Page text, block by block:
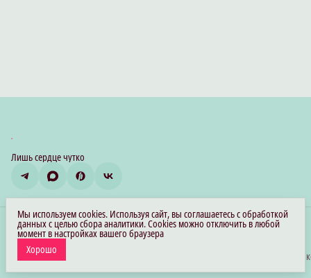
Лишь сердце чутко
Контакты
Адрес
Санкт-Петербург
Телефон
Эл. почта
© Сердцевидно
Мы используем cookies. Используя сайт, вы соглашаетесь с обработкой
данных с целью сбора аналитики. Cookies можно отключить в любой
момент в настройках вашего браузера
Хорошо